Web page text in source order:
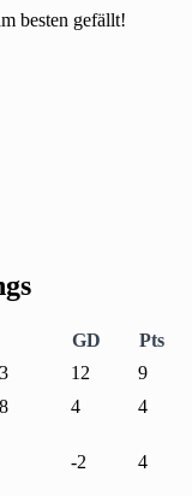
besten gefällt!
GD
Pts
12
9
4 4
-2 4